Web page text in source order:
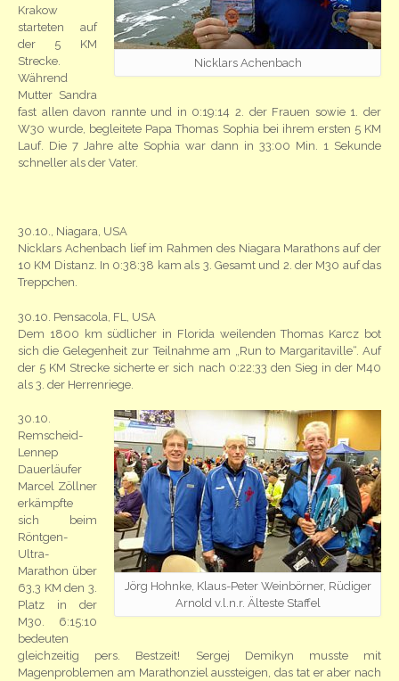
Nicklars Achenbach
Krakow
starteten auf
der 5 KM
Strecke.
Während
Mutter Sandra
fast allen davon rannte und in 0:19:14 2. der Frauen sowie 1. der
W30 wurde, begleitete Papa Thomas Sophia bei ihrem ersten 5 KM
Lauf. Die 7 Jahre alte Sophia war dann in 33:00 Min. 1 Sekunde
schneller als der Vater.
30.10., Niagara, USA
Nicklars Achenbach lief im Rahmen des Niagara Marathons auf der
10 KM Distanz. In 0:38:38 kam als 3. Gesamt und 2. der M30 auf das
Treppchen.
30.10. Pensacola, FL, USA
Dem 1800 km südlicher in Florida weilenden Thomas Karcz bot
sich die Gelegenheit zur Teilnahme am „Run to Margaritaville“. Auf
der 5 KM Strecke sicherte er sich nach 0:22:33 den Sieg in der M40
als 3. der Herrenriege.
Jörg Hohnke, Klaus-Peter Weinbörner, Rüdiger
Arnold v.l.n.r. Älteste Staffel
30.10.
Remscheid-
Lennep
Dauerläufer
Marcel Zöllner
erkämpfte
sich beim
Röntgen-
Ultra-
Marathon über
63,3 KM den 3.
Platz in der
M30. 6:15:10
bedeuten
gleichzeitig pers. Bestzeit! Sergej Demikyn musste mit
Magenproblemen am Marathonziel aussteigen, das tat er aber nach